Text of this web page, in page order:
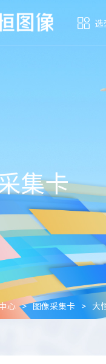
选
集卡
心 > 图像采集卡 > 大